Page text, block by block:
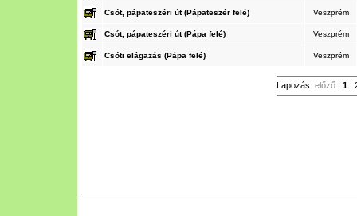
Csót, pápateszéri út (Pápateszér felé) Veszprém
Csót, pápateszéri út (Pápa felé) Veszprém
Csóti elágazás (Pápa felé) Veszprém
Lapozás: előző | 1 |